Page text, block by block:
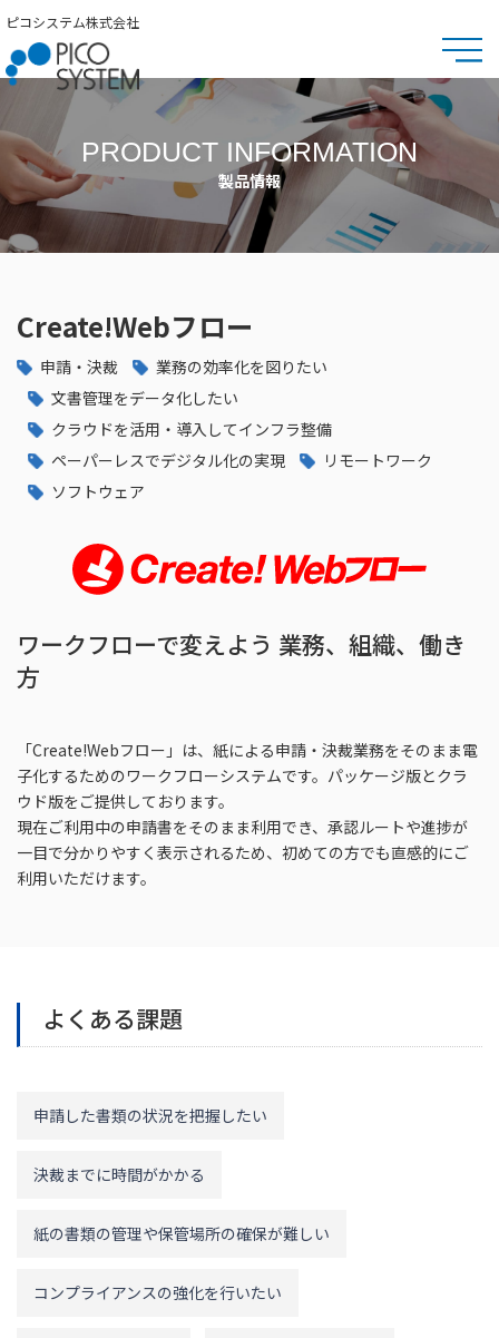
ピコシステム株式会社
PRODUCT INFORMATION
製品情報
Create!Webフロー
申請・決裁
業務の効率化を図りたい
文書管理をデータ化したい
クラウドを活用・導入してインフラ整備
ペーパーレスでデジタル化の実現
リモートワーク
ソフトウェア
ワークフローで変えよう 業務、組織、働き
方
「Create!Webフロー」は、紙による申請・決裁業務をそのまま電
子化するためのワークフローシステムです。パッケージ版とクラ
ウド版をご提供しております。
現在ご利用中の申請書をそのまま利用でき、承認ルートや進捗が
一目で分かりやすく表示されるため、初めての方でも直感的にご
利用いただけます。
よくある課題
申請した書類の状況を把握したい
決裁までに時間がかかる
紙の書類の管理や保管場所の確保が難しい
コンプライアンスの強化を行いたい